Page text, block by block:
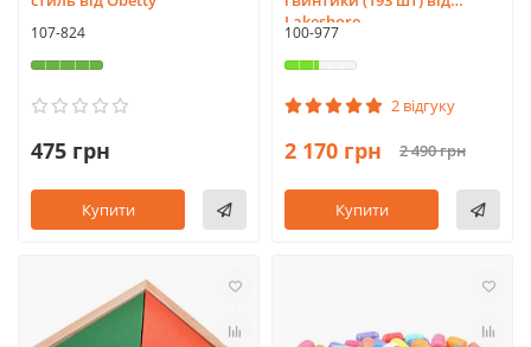
107-824
475 грн
Купити
Lakeshore
100-977
2 відгуку
2 170 грн 2 490 грн
Купити